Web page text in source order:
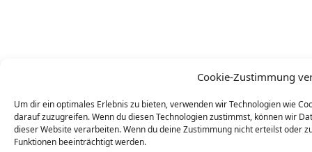
Cookie-Zustimmung
Um dir ein optimales Erlebnis zu bieten, verwenden wir Technologien wie
darauf zuzugreifen. Wenn du diesen Technologien zustimmst, können wir
dieser Website verarbeiten. Wenn du deine Zustimmung nicht erteilst oder
Funktionen beeinträchtigt werden.